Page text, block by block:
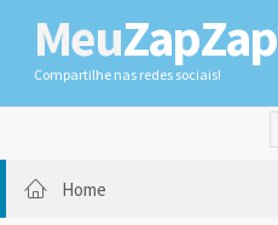
MeuZapZap
Compartilhe nas redes sociais!
Home